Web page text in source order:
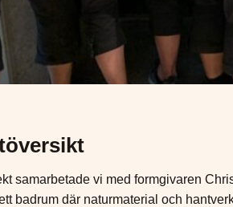
samarbetade vi med formgivaren
badrum där naturmaterial och